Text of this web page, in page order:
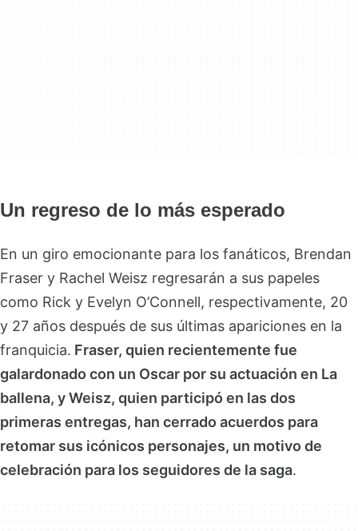
Un regreso de lo más esperado
En un giro emocionante para los fanáticos, Brendan
Fraser y Rachel Weisz regresarán a sus papeles
como Rick y Evelyn O’Connell, respectivamente, 20
y 27 años después de sus últimas apariciones en la
franquicia. Fraser, quien recientemente fue
galardonado con un Oscar por su actuación en La
ballena, y Weisz, quien participó en las dos
primeras entregas, han cerrado acuerdos para
retomar sus icónicos personajes, un motivo de
celebración para los seguidores de la saga.